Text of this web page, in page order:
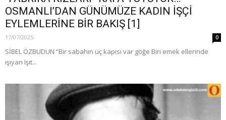
OSMANLI’DAN GÜNÜMÜZE KADIN İŞÇİ
EYLEMLERİNE BİR BAKIŞ [1]
17/07/2025 0
SİBEL ÖZBUDUN “Bir sabahın üç kapısı var göğe Biri emek ellerinde
ışıyan Işıt...